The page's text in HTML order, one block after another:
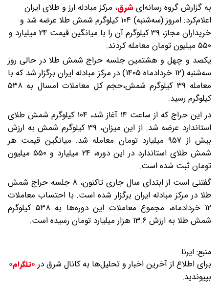
به گزارش گروه رسانه‌ایشرق، مرکز مبادله ارز و طلای ایران
اعلام‌کرد: امروز (سه‌شنبه) ۱۰۴ کیلوگرم شمش طلا عرضه شد و
خریداران مجاز، ۳۹ کیلوگرم آن را با میانگین قیمت ۲۴ میلیارد و
۵۵۰ میلیون تومان معامله کردند.
یکصد و چهل و هشتمین جلسه حراج شمش طلا در حالی روز
سه‌شنبه (۱۲ خردادماه ۱۴۰۵) در مرکز مبادله ایران برگزار شد که با
معامله ۳۹ کیلوگرم شمش،حجم کل معاملات امسال به ۵۳۸
کیلوگرم رسید.
در این حراج که از ساعت ۱۴ آغاز شد، ۱۰۴ کیلوگرم شمش طلای
استاندارد عرضه شد. از این میزان، ۳۹ کیلوگرم شمش به ارزش
بیش از ۹۵۷ میلیارد تومان معامله شد. میانگین قیمت هر
شمش طلای استاندارد در این دوره، ۲۴ میلیارد و ۵۵۰ میلیون
تومان ثبت شده است.
گفتنی است از ابتدای سال جاری تاکنون، ۸ جلسه حراج شمش
طلا در مرکز مبادله ایران برگزار شده است. با احتساب معاملات
۱۲ خردادماه، مجموع معاملات این دوره‌ها به ۵۳۸ کیلوگرم
شمش طلا به ارزش ۱۳.۶ هزار میلیارد تومان رسیده است.
منبع: ایرنا
برای اطلاع از آخرین اخبار و تحلیل‌ها به کانال شرق در «تلگرام»
بپیوندید.